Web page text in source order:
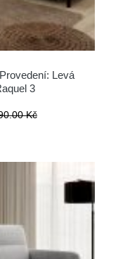
Levá
3
Kč